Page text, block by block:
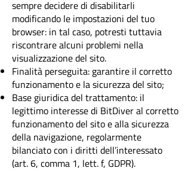
sempre decidere di disabilitarli
modificando le impostazioni del tuo
browser: in tal caso, potresti tuttavia
riscontrare alcuni problemi nella
visualizzazione del sito.
Finalità perseguita: garantire il corretto
funzionamento e la sicurezza del sito;
Base giuridica del trattamento: il
legittimo interesse di BitDiver al corretto
funzionamento del sito e alla sicurezza
della navigazione, regolarmente
bilanciato con i diritti dell’interessato
(art. 6, comma 1, lett. f, GDPR).